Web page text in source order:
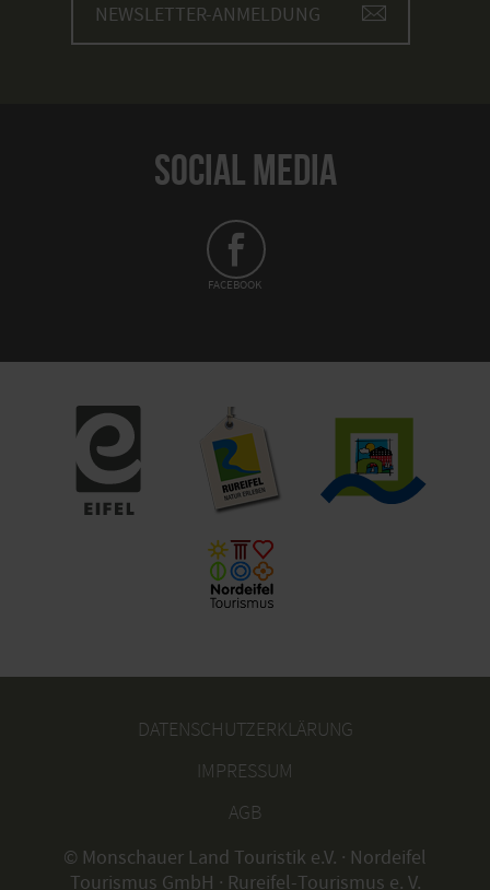
NEWSLETTER-ANMELDUNG
SOCIAL MEDIA
FACEBOOK
DATENSCHUTZERKLÄRUNG
IMPRESSUM
AGB
© Monschauer Land Touristik e.V. · Nordeifel
Tourismus GmbH · Rureifel-Tourismus e. V.